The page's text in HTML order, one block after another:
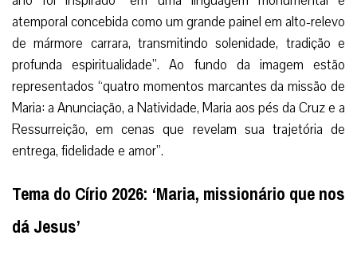
atemporal concebida como um grande painel em alto-relevo
de mármore carrara, transmitindo solenidade, tradição e
profunda espiritualidade”. Ao fundo da imagem estão
representados “quatro momentos marcantes da missão de
Maria: a Anunciação, a Natividade, Maria aos pés da Cruz e a
Ressurreição, em cenas que revelam sua trajetória de
entrega, fidelidade e amor”.
Tema do Círio 2026: ‘Maria, missionário que nos
dá Jesus’